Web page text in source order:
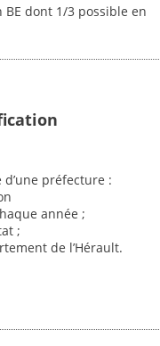
dont 1/3 possible en
préfecture :
année ;
;
de l’Hérault.